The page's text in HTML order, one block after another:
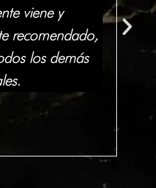
viene y
recomendado,
los demás